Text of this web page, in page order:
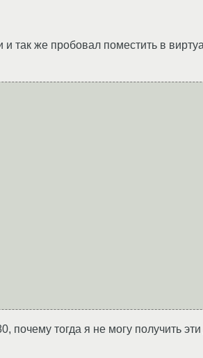
так же пробовал поместить в
почему тогда я не могу получить